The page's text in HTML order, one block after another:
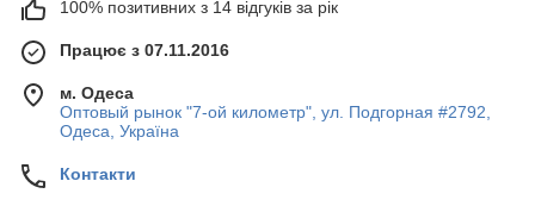
100% позитивних з 14 відгуків за рік
Працює з 07.11.2016
м. Одеса
Оптовый рынок "7-ой километр", ул. Подгорная #2792,
Одеса, Україна
Контакти